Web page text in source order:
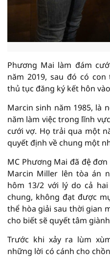
Phương Mai làm đám
năm 2019, sau đó có
thủ tục đăng ký kết hôn
Marcin sinh năm 1985, là
năm làm việc trong lĩnh
cưới vợ. Họ trải qua một
quyết định về chung một
MC Phương Mai đã đệ
Marcin Miller lên tòa án
hôm 13/2 với lý do cả
chung, không đạt được
thể hòa giải sau thời gian
cho biết sẽ quyết tâm
Trước khi xảy ra lùm
những lời có cánh cho